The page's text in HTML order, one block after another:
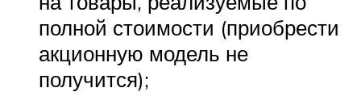
полной стоимости (приобрести
акционную модель не
получится);